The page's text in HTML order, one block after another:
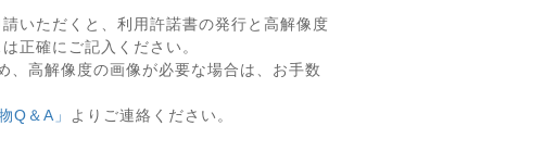
いただくと、利用許諾書の発行と高解像度
正確にご記入ください。
高解像度の画像が必要な場合は、お手数
Q＆A」 よりご連絡ください。